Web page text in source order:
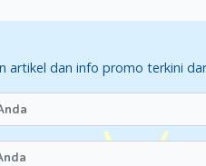
artikel dan info promo terkini